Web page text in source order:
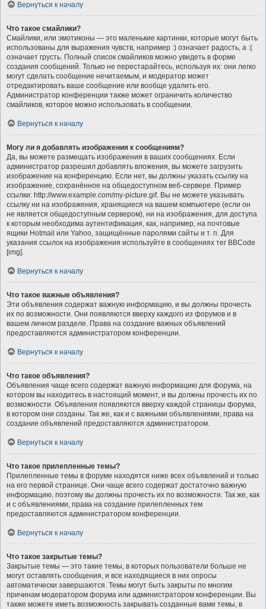
Вернуться к началу
Что такое смайлики?
Смайлики, или эмотиконы — это маленькие картинки, которые могут быть
использованы для выражения чувств, например :) означает радость, а :(
означает грусть. Полный список смайликов можно увидеть в форме
создания сообщений. Только не перестарайтесь, используя их: они легко
могут сделать сообщение нечитаемым, и модератор может
отредактировать ваше сообщение или вообще удалить его.
Администратор конференции также может ограничить количество
смайликов, которое можно использовать в сообщении.
Вернуться к началу
Могу ли я добавлять изображения к сообщениям?
Да, вы можете размещать изображения в ваших сообщениях. Если
администратор разрешил добавлять вложения, вы можете загрузить
изображение на конференцию. Если нет, вы должны указать ссылку на
изображение, сохранённое на общедоступном веб-сервере. Пример
ссылки: http://www.example.com/my-picture.gif. Вы не можете указывать
ссылку ни на изображения, хранящиеся на вашем компьютере (если он
не является общедоступным сервером), ни на изображения, для доступа
к которым необходима аутентификация, как, например, на почтовые
ящики Hotmail или Yahoo, защищённые паролями сайты и т. п. Для
указания ссылок на изображения используйте в сообщениях тег BBCode
[img].
Вернуться к началу
Что такое важные объявления?
Эти объявления содержат важную информацию, и вы должны прочесть
их по возможности. Они появляются вверху каждого из форумов и в
вашем личном разделе. Права на создание важных объявлений
предоставляются администратором конференции.
Вернуться к началу
Что такое объявления?
Объявления чаще всего содержат важную информацию для форума, на
котором вы находитесь в настоящий момент, и вы должны прочесть их по
возможности. Объявления появляются вверху каждой страницы форума,
в котором они созданы. Так же, как и с важными объявлениями, права на
создание объявлений предоставляются администратором.
Вернуться к началу
Что такое прилепленные темы?
Прилепленные темы в форуме находятся ниже всех объявлений и только
на его первой странице. Они чаще всего содержат достаточно важную
информацию, поэтому вы должны прочесть их по возможности. Так же, как
и с объявлениями, права на создание прилепленных тем
предоставляются администратором конференции.
Вернуться к началу
Что такое закрытые темы?
Закрытые темы — это такие темы, в которых пользователи больше не
могут оставлять сообщения, и все находящиеся в них опросы
автоматически завершаются. Темы могут быть закрыты по многим
причинам модератором форума или администратором конференции. Вы
также можете иметь возможность закрывать созданные вами темы, в